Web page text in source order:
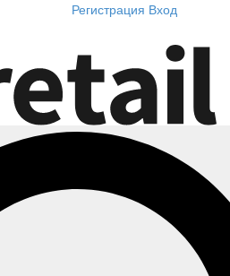
Регистрация Вход